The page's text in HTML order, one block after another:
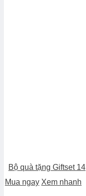
Bộ quà tặng Giftset 14
Mua ngay Xem nhanh